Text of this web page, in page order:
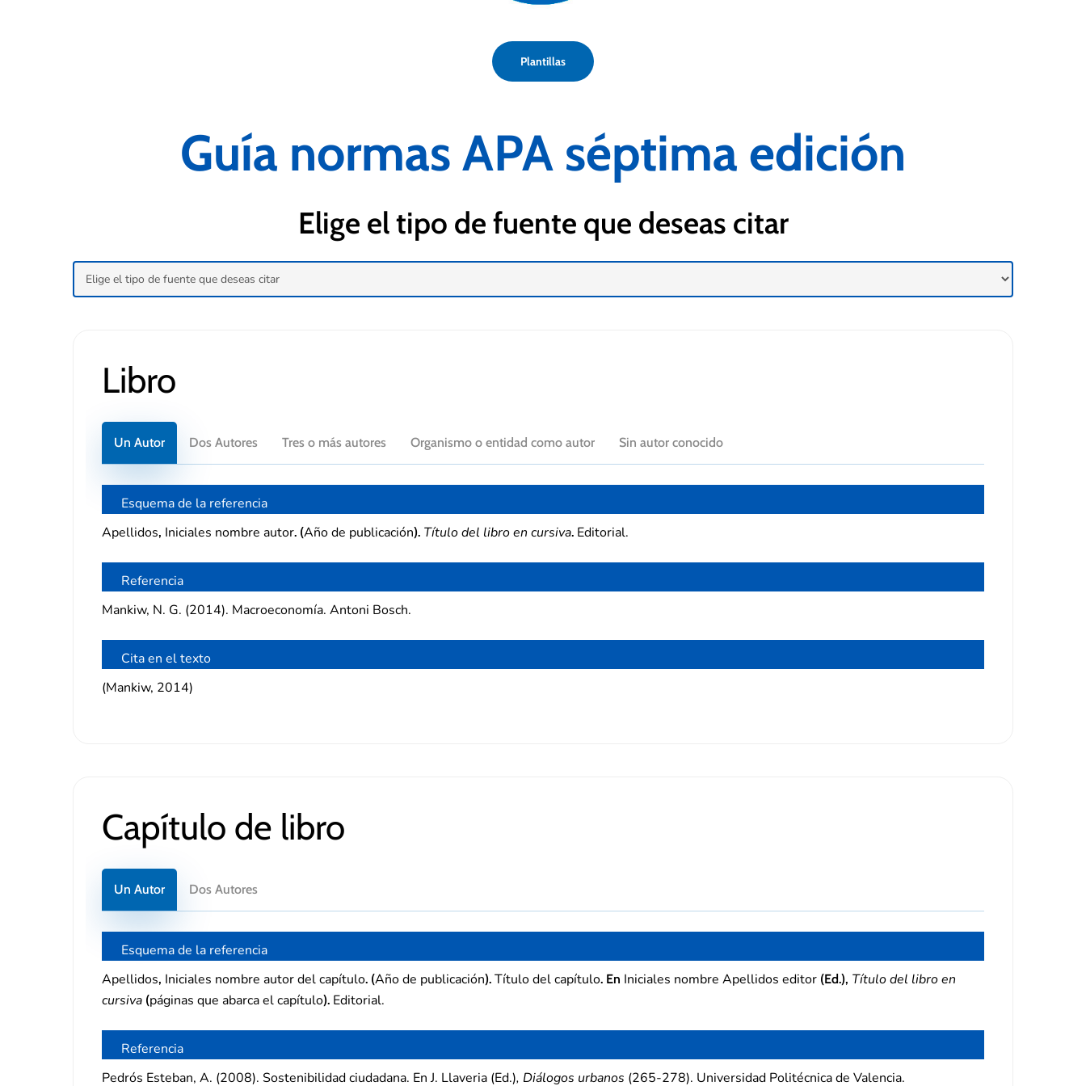
Plantillas
Guía normas APA séptima edición
Elige el tipo de fuente que deseas citar
Libro
Un Autor Dos Autores Tres o más autores Organismo o entidad como autor Sin autor conocido
Esquema de la referencia
Apellidos, Iniciales nombre autor. (Año de publicación). Título del libro en cursiva.Editorial.
Referencia
Mankiw, N. G. (2014). Macroeconomía. Antoni Bosch.
Cita en el texto
(Mankiw, 2014)
Capítulo de libro
Un Autor Dos Autores
Esquema de la referencia
Apellidos, Iniciales nombre autor del capítulo. (Año de publicación).Título del capítulo. En Iniciales nombre Apellidos editor (Ed.), Título del libro en
cursiva (páginas que abarca el capítulo).Editorial.
Referencia
Pedrós Esteban, A. (2008). Sostenibilidad ciudadana. En J. Llaveria (Ed.), Diálogos urbanos (265-278). Universidad Politécnica de Valencia.